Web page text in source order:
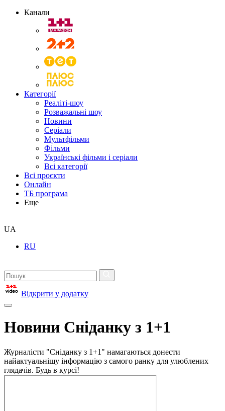
Канали
Категорії
Реаліті-шоу
Розважальні шоу
Новини
Серіали
Мультфільми
Фільми
Українські фільми і серіали
Всі категорії
Всі проєкти
Онлайн
ТБ програма
Еще
UA
RU
Відкрити у додатку
Новини Сніданку з 1+1
Журналісти "Сніданку з 1+1" намагаються донести
найактуальнішу інформацію з самого ранку для улюблених
глядачів. Будь в курсі!